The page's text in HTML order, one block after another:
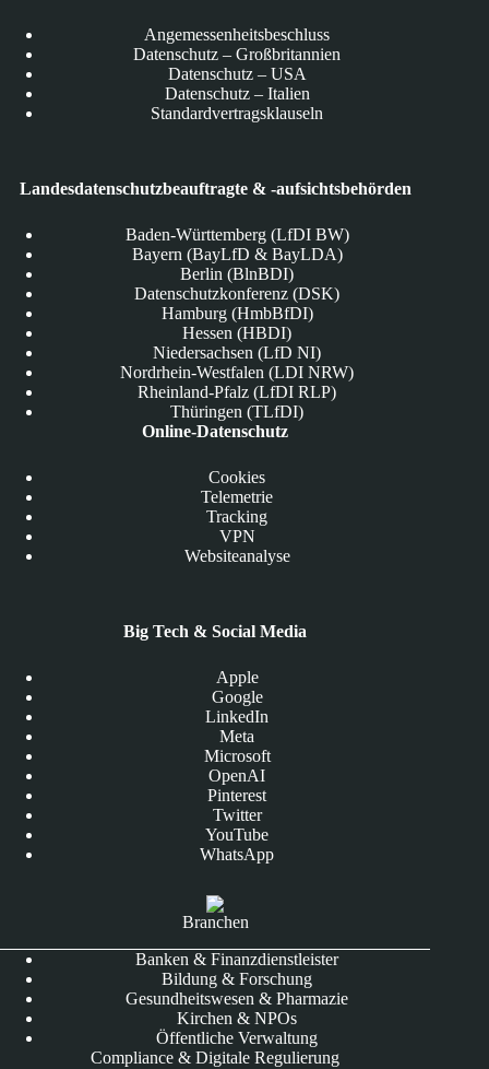
Angemessenheitsbeschluss
Datenschutz – Großbritannien
Datenschutz – USA
Datenschutz – Italien
Standardvertragsklauseln
Landesdatenschutzbeauftragte & -aufsichtsbehörden
Baden-Württemberg (LfDI BW)
Bayern (BayLfD & BayLDA)
Berlin (BlnBDI)
Datenschutzkonferenz (DSK)
Hamburg (HmbBfDI)
Hessen (HBDI)
Niedersachsen (LfD NI)
Nordrhein-Westfalen (LDI NRW)
Rheinland-Pfalz (LfDI RLP)
Thüringen (TLfDI)
Online-Datenschutz
Cookies
Telemetrie
Tracking
VPN
Websiteanalyse
Big Tech & Social Media
Apple
Google
LinkedIn
Meta
Microsoft
OpenAI
Pinterest
Twitter
YouTube
WhatsApp
Branchen
Banken & Finanzdienstleister
Bildung & Forschung
Gesundheitswesen & Pharmazie
Kirchen & NPOs
Öffentliche Verwaltung
Compliance & Digitale Regulierung